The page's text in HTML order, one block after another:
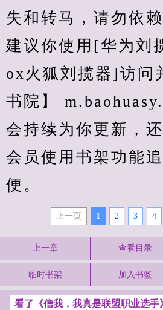
失和转马，请勿依
建议你使用[华为刘
ox火狐刘揽器]访问
书院】
会持续为你更新，
会员使用书架功能
便。
上一页 1 2 3 4
上一章 查看目录
临时书架 加入书签
看了《信我，我真是联盟职业选手